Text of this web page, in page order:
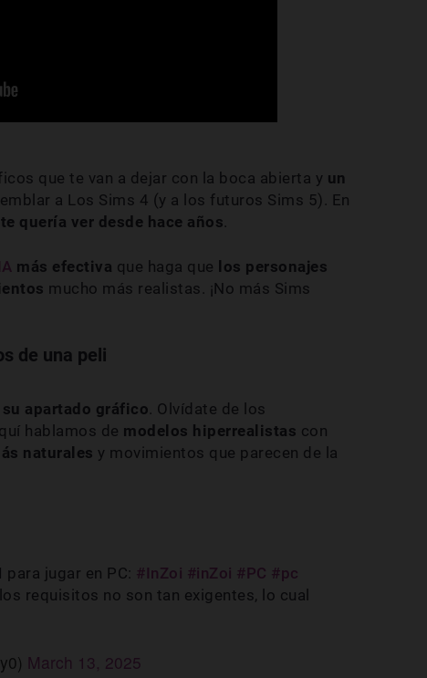
que te van a dejar con la boca abierta y un
a Los Sims 4 (y a los futuros Sims 5). En
quería ver desde hace años
IA más efectiva que haga que los personajes
mucho más realistas. ¡No más Sims
de una peli
su apartado gráfico . Olvídate de los
hablamos de modelos hiperrealistas con
naturales y movimientos que parecen de la
jugar en PC: #InZoi #inZoi #PC #pc
requisitos no son tan exigentes, lo cual
March 13, 2025